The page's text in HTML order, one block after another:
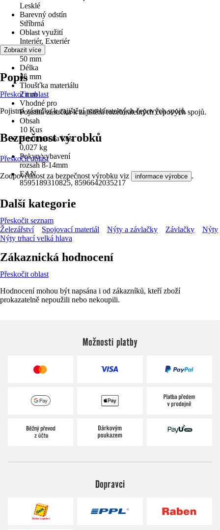
Lesklé
Barevný odstín
Stříbrná
Oblast využití
Interiér, Exteriér
Šířka
50 mm
Délka
45 mm
Tloušťka materiálu
2 mm
Vhodné pro
Pojistná zástrčka k zajištění rozebíratelných čepových spojů.
Obsah
10 Kus
Hmotnost na kus
0,027 kg
Pokyn/vybavení
rozsah 8-14mm
EAN
8595189310825, 8596642035217
Zobrazit více
Popis
Přeskočit oblast
Pojistná zástrčka k zajištění rozebíratelných čepových spojů.
Bezpečnost výrobků
Přeskočit oblast
Zodpovědnost za bezpečnost výrobku viz informace výrobce .
Další kategorie
Přeskočit seznam
Železářství
Spojovací materiál Nýty a závlačky Závlačky
Nýty
Nýty trhací velká hlava
Zákaznická hodnocení
Přeskočit oblast
Hodnocení mohou být napsána i od zákazníků, kteří zboží
prokazatelně nepoužili nebo nekoupili.
Možnosti platby
Dopravci